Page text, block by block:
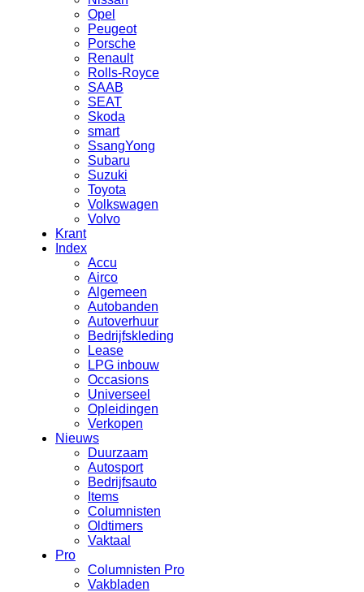
Opel
Peugeot
Porsche
Renault
Rolls-Royce
SAAB
SEAT
Skoda
smart
SsangYong
Subaru
Suzuki
Toyota
Volkswagen
Volvo
Krant
Index
Accu
Airco
Algemeen
Autobanden
Autoverhuur
Bedrijfskleding
Lease
LPG inbouw
Occasions
Universeel
Opleidingen
Verkopen
Nieuws
Duurzaam
Autosport
Bedrijfsauto
Items
Columnisten
Oldtimers
Vaktaal
Pro
Columnisten Pro
Vakbladen